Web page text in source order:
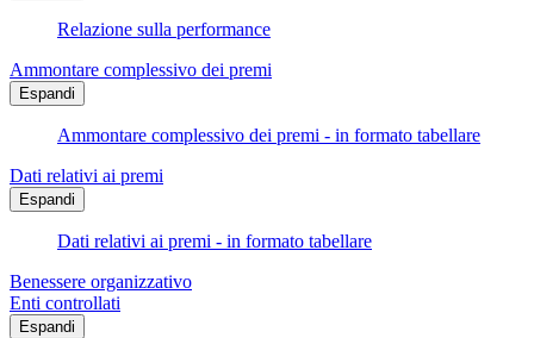
Relazione sulla performance
Ammontare complessivo dei premi
Espandi
Ammontare complessivo dei premi - in formato tabellare
Dati relativi ai premi
Espandi
Dati relativi ai premi - in formato tabellare
Benessere organizzativo
Enti controllati
Espandi